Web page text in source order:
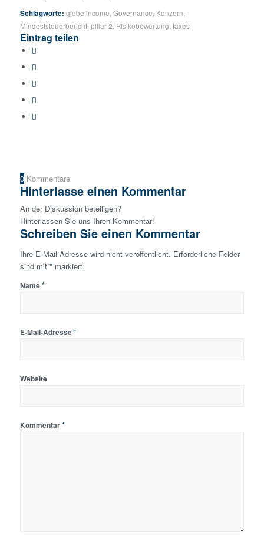
Schlagworte: globe income Governance Konzern
Mindeststeuerbericht, pillar 2 Risikobewertung taxes
Eintrag teilen
0 Kommentare
Hinterlasse einen Kommentar
An der Diskussion beteiligen?
Hinterlassen Sie uns Ihren Kommentar!
Schreiben Sie einen Kommentar
Ihre E-Mail-Adresse wird nicht veröffentlicht. Erforderliche Felder
sind mit *markiert
Name*
E-Mail-Adresse*
Website
Kommentar*